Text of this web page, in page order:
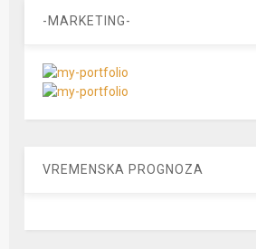
-MARKETING-
VREMENSKA PROGNOZA